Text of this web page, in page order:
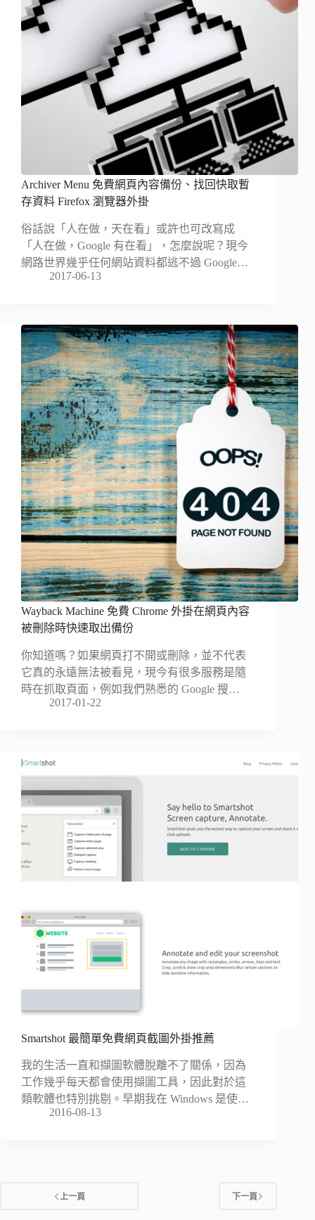
Archiver Menu 免費網頁內容備份、找回快取暫
存資料 Firefox 瀏覽器外掛
俗話說「人在做，天在看」或許也可改寫成
「人在做，Google 有在看」，怎麼說呢？現今
網路世界幾乎任何網站資料都逃不過 Google…
2017-06-13
Wayback Machine 免費 Chrome 外掛在網頁內容
被刪除時快速取出備份
你知道嗎？如果網頁打不開或刪除，並不代表
它真的永遠無法被看見，現今有很多服務是隨
時在抓取頁面，例如我們熟悉的 Google 搜…
2017-01-22
Smartshot 最簡單免費網頁截圖外掛推薦
我的生活一直和擷圖軟體脫離不了關係，因為
工作幾乎每天都會使用擷圖工具，因此對於這
類軟體也特別挑剔。早期我在 Windows 是使…
2016-08-13
上一頁 下一頁